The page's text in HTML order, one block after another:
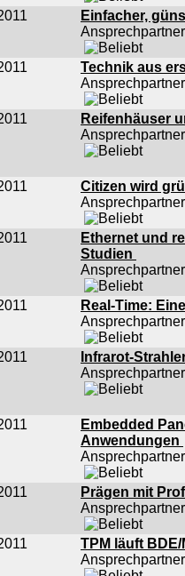
Einfacher,
Technik aus
Reifenhäuser
Citizen wird
Ethernet und
Studien
Real-Time:
Infrarot-
Embedded
Anwendungen
Prägen mit
TPM läuft